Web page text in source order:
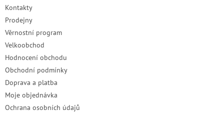
Kontakty
Prodejny
Věrnostní program
Velkoobchod
Hodnocení obchodu
Obchodní podmínky
Doprava a platba
Moje objednávka
Ochrana osobních údajů